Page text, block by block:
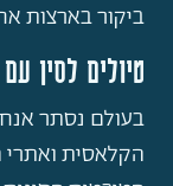
ביקור בארצות
טיולים לסין
בעולם נסתר
הקלאסית